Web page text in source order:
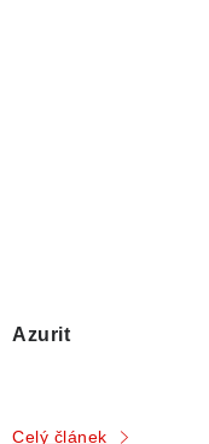
Azurit
Celý článek